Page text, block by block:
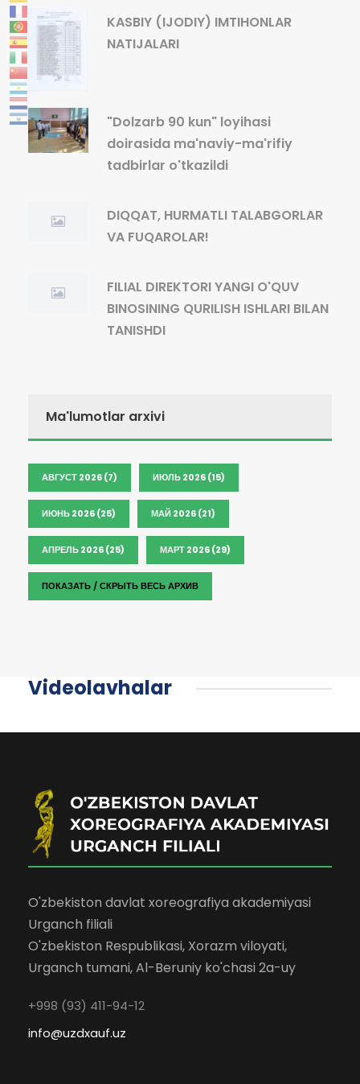
KASBIY (IJODIY) IMTIHONLAR
NATIJALARI
"Dolzarb 90 kun" loyihasi
doirasida ma'naviy-ma'rifiy
tadbirlar o'tkazildi
DIQQAT, HURMATLI TALABGORLAR
VA FUQAROLAR!
FILIAL DIREKTORI YANGI O'QUV
BINOSINING QURILISH ISHLARI BILAN
TANISHDI
Ma'lumotlar arxivi
АВГУСТ 2026 (7) ИЮЛЬ 2026 (15)
ИЮНЬ 2026 (25) МАЙ 2026 (21)
АПРЕЛЬ 2026 (25) МАРТ 2026 (29)
ПОКАЗАТЬ / СКРЫТЬ ВЕСЬ АРХИВ
Videolavhalar
O'zbekiston davlat xoreografiya akademiyasi
Urganch filiali
O'zbekiston Respublikasi, Xorazm viloyati,
Urganch tumani, Al-Beruniy ko'chasi 2a-uy
+998 (93) 411-94-12
info@uzdxauf.uz